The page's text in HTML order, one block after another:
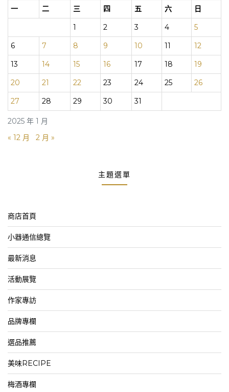
2025 年 1 月
一 二 三 四 五 六
日
1
2 3 4
5
6
7 8 9 10 11
12
13
14 15 16 17 18
19
20
21 22 23 24 25
26
27
28 29 30 31
« 12 月 2 月 »
主題選單
商店首頁
小器通信總覽
最新消息
活動展覽
作家專訪
品牌專欄
選品推薦
美味RECIPE
梅酒專欄